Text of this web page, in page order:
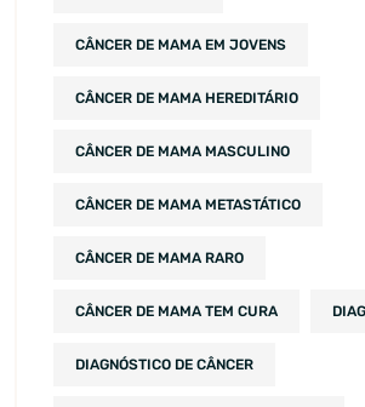
CÂNCER DE MAMA EM JOVENS
CÂNCER DE MAMA HEREDITÁRIO
CÂNCER DE MAMA MASCULINO
CÂNCER DE MAMA METASTÁTICO
CÂNCER DE MAMA RARO
CÂNCER DE MAMA TEM CURA
DIAGNÓSTICO DE CÂNCER